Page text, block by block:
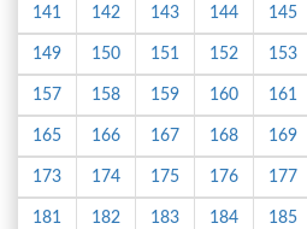
141 142 143 144 145
149 150 151 152 153
157 158 159 160 161
165 166 167 168 169
173 174 175 176 177
181 182 183 184 185